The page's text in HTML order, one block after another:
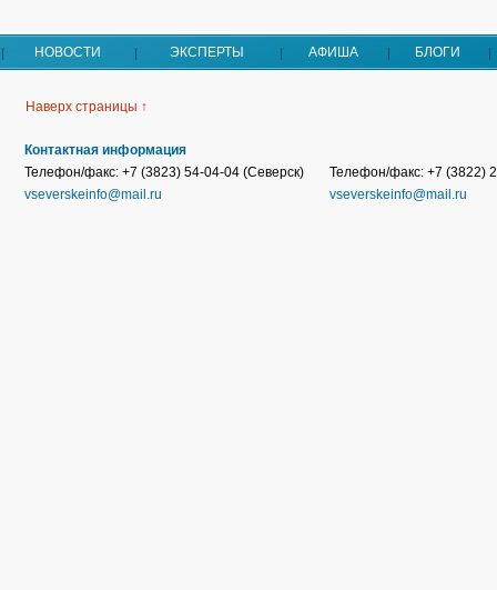
НОВОСТИ ЭКСПЕРТЫ АФИША БЛОГИ
Наверх страницы ↑
Контактная информация
Телефон/факс: +7 (3823) 54-04-04 (Северск)
vseverskeinfo@mail.ru
Телефон/факс: +7 (3822)
vseverskeinfo@mail.ru